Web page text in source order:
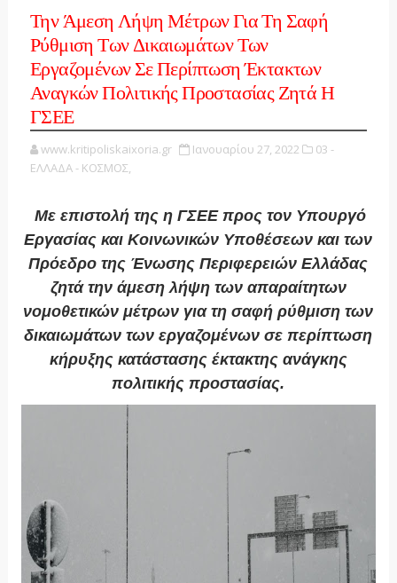
Την Άμεση Λήψη Μέτρων Για Τη Σαφή
Ρύθμιση Των Δικαιωμάτων Των
Εργαζομένων Σε Περίπτωση Έκτακτων
Αναγκών Πολιτικής Προστασίας Ζητά Η
ΓΣΕΕ
www.kritipoliskaixoria.gr Ιανουαρίου 27, 2022
03 -
ΕΛΛΑΔΑ - ΚΟΣΜΟΣ,
Με επιστολή της η ΓΣΕΕ προς τον Υπουργό
Εργασίας και Κοινωνικών Υποθέσεων και των
Πρόεδρο της Ένωσης Περιφερειών Ελλάδας
ζητά την άμεση λήψη των απαραίτητων
νομοθετικών μέτρων για τη σαφή ρύθμιση των
δικαιωμάτων των εργαζομένων σε περίπτωση
κήρυξης κατάστασης έκτακτης ανάγκης
πολιτικής προστασίας.